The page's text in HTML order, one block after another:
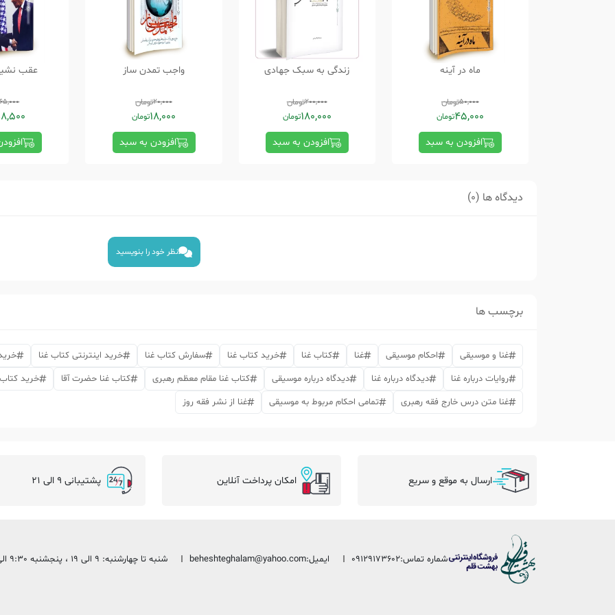
ماه در آینه
50,000تومان
45,000تومان
افزودن به سبد
زندگی به سبک جهادی
200,000تومان
180,000تومان
افزودن به سبد
واجب تمدن ساز
20,000تومان
18,000تومان
افزودن به سبد
عقب
65,000
دیدگاه ها (0)
نظر خود را بنویسید
برچسب ها
غنا و موسیقی احکام موسیقی غنا کتاب غنا خرید کتاب غنا سفارش کتاب غنا خرید اینترنتی کتاب غنا
روایات درباره غنا
دیدگاه درباره غنا دیدگاه درباره موسیقی کتاب غنا مقام معظم رهبری کتاب غنا حضرت آقا خرید
غنا متن درس خارج فقه رهبری
تمامی احکام مربوط به موسیقی غنا از نشر فقه روز
ارسال به موقع و سریع امکان پرداخت آنلاین پشتیبانی 9 الی 21
شماره تماس:09129173602 ایمیل:beheshteghalam@yahoo.com شنبه تا چهارشنبه: 9 الی 19 ، پنجشنبه 9:30 الی 13:30